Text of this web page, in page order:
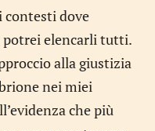
dove
potrei elencarli tutti.
alla giustizia
nei miei
che più